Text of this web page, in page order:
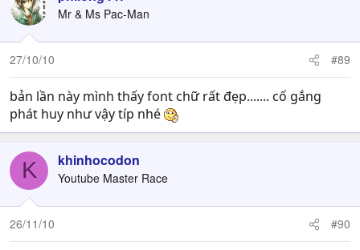
Mr & Ms Pac-Man
27/10/10 #89
bản lần này mình thấy font chữ rất đẹp....... cố gắng
phát huy như vậy típ nhé
K khinhocodon
Youtube Master Race
26/11/10 #90